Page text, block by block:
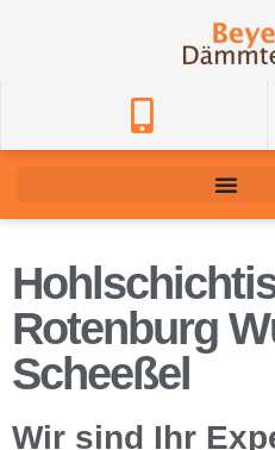
Rotenburg
Scheeßel
Wir sind Ihr